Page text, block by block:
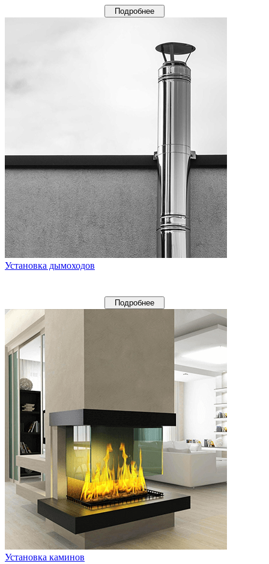
Подробнее
Установка дымоходов
Подробнее
Установка каминов